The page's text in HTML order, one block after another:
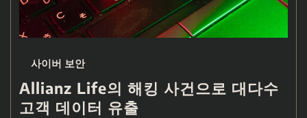
사이버 보안
Allianz Life의 해킹 사건으로 대다수
고객 데이터 유출